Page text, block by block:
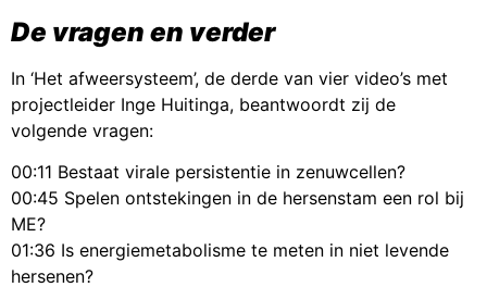
De vragen en verder
In ‘Het afweersysteem’, de derde van vier video’s met
projectleider Inge Huitinga, beantwoordt zij de
volgende vragen:
00:11 Bestaat virale persistentie in zenuwcellen?
00:45 Spelen ontstekingen in de hersenstam een rol bij
ME?
01:36 Is energiemetabolisme te meten in niet levende
hersenen?